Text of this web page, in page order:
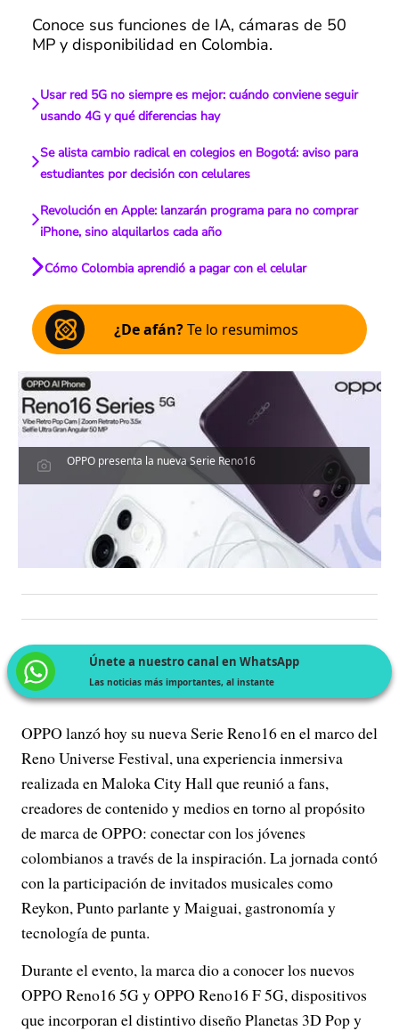
Conoce sus funciones de IA, cámaras de 50
MP y disponibilidad en Colombia.
Usar red 5G no siempre es mejor: cuándo conviene seguir
usando 4G y qué diferencias hay
Se alista cambio radical en colegios en Bogotá: aviso para
estudiantes por decisión con celulares
Revolución en Apple: lanzarán programa para no comprar
iPhone, sino alquilarlos cada año
Cómo Colombia aprendió a pagar con el celular
¿De afán?Te lo resumimos
OPPO presenta la nueva Serie Reno16
Únete a nuestro canal en WhatsApp
Las noticias más importantes, al instante
OPPO lanzó hoy su nueva Serie Reno16 en el marco del
Reno Universe Festival, una experiencia inmersiva
realizada en Maloka City Hall que reunió a fans,
creadores de contenido y medios en torno al propósito
de marca de OPPO: conectar con los jóvenes
colombianos a través de la inspiración. La jornada contó
con la participación de invitados musicales como
Reykon, Punto parlante y Maiguai, gastronomía y
tecnología de punta.
Durante el evento, la marca dio a conocer los nuevos
OPPO Reno16 5G y OPPO Reno16 F 5G, dispositivos
que incorporan el distintivo diseño Planetas 3D Pop y